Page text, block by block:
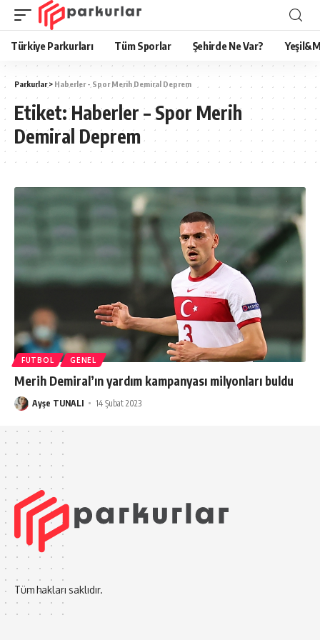
Türkiye Parkurları Tüm Sporlar Şehirde Ne Var?
Parkurlar> Haberler - Spor Merih Demiral Deprem
Etiket:Haberler – Spor Merih
Demiral Deprem
FUTBOL GENEL
Merih Demiral’ın yardım kampanyası milyonları buldu
Ayşe TUNALI 14 Şubat 2023
Tüm hakları saklıdır.